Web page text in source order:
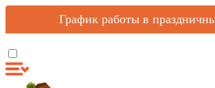
График работы в